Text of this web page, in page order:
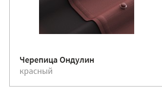
Черепица Ондулин
красный